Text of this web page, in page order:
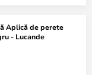
Aplică de perete
- Lucande